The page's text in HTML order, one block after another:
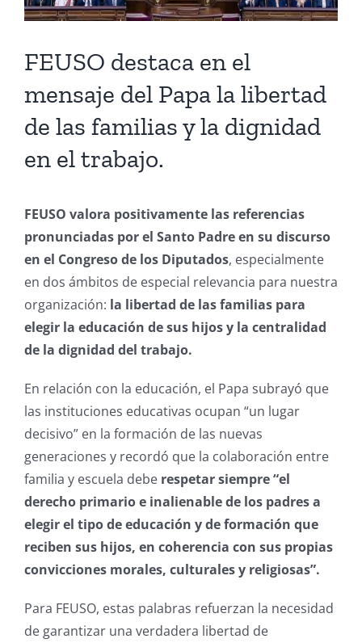
FEUSO destaca en el
mensaje del Papa la libertad
de las familias y la dignidad
en el trabajo.
FEUSO valora positivamente las referencias
pronunciadas por el Santo Padre en su discurso
en el Congreso de los Diputados, especialmente
en dos ámbitos de especial relevancia para nuestra
organización: la libertad de las familias para
elegir la educación de sus hijos y la centralidad
de la dignidad del trabajo.
En relación con la educación, el Papa subrayó que
las instituciones educativas ocupan “un lugar
decisivo” en la formación de las nuevas
generaciones y recordó que la colaboración entre
familia y escuela deberespetar siempre“el
derecho primario e inalienable de los padres a
elegir el tipo de educación y de formación que
reciben sus hijos, en coherencia con sus propias
convicciones morales, culturales y religiosas”.
Para FEUSO, estas palabras refuerzan la necesidad
de garantizar una verdadera libertad de